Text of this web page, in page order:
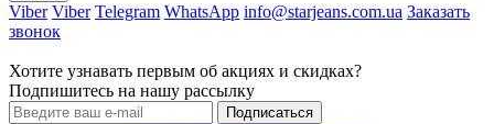
Viber Viber Telegram WhatsApp info@starjeans.com.ua Заказать
звонок
Хотите узнавать первым об акциях и скидках?
Подпишитесь на нашу рассылку
Подписаться